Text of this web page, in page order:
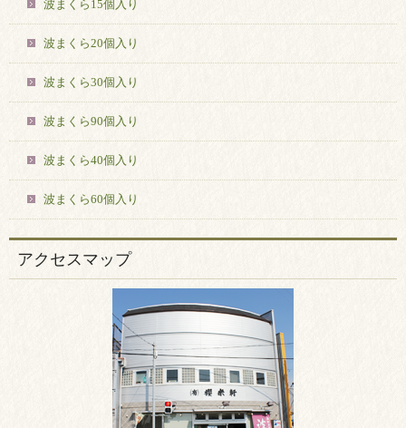
波まくら15個入り
波まくら20個入り
波まくら30個入り
波まくら90個入り
波まくら40個入り
波まくら60個入り
アクセスマップ